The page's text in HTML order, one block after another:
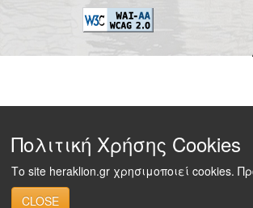
Πολιτική Χρήσης Cookies
Το site heraklion.gr χρησιμοποιεί cookies.
CLOSE